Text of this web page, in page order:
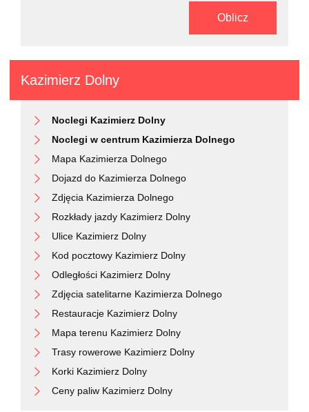
Oblicz
Kazimierz Dolny
Noclegi Kazimierz Dolny
Noclegi w centrum Kazimierza Dolnego
Mapa Kazimierza Dolnego
Dojazd do Kazimierza Dolnego
Zdjęcia Kazimierza Dolnego
Rozkłady jazdy Kazimierz Dolny
Ulice Kazimierz Dolny
Kod pocztowy Kazimierz Dolny
Odległości Kazimierz Dolny
Zdjęcia satelitarne Kazimierza Dolnego
Restauracje Kazimierz Dolny
Mapa terenu Kazimierz Dolny
Trasy rowerowe Kazimierz Dolny
Korki Kazimierz Dolny
Ceny paliw Kazimierz Dolny